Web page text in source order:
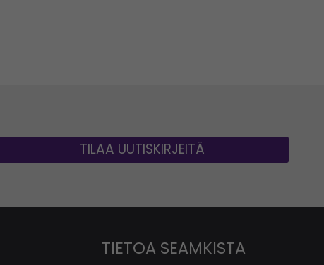
TILAA UUTISKIRJEITÄ
TIETOA SEAMKISTA